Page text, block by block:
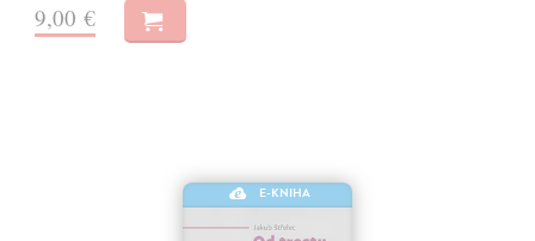
9,00 €
E-KNIHA